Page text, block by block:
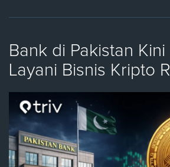
Bank di Pakistan Kini
Layani Bisnis Kripto